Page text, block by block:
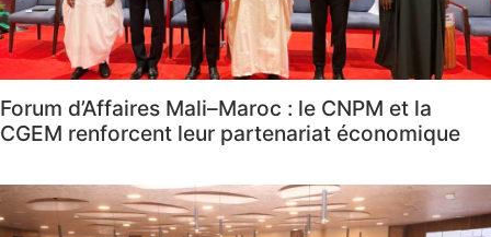
Forum d’Affaires Mali–Maroc : le CNPM et la
CGEM renforcent leur partenariat économique